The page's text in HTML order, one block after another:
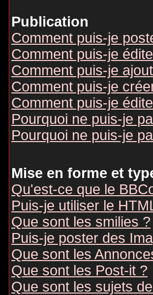
Publication
Comment puis-je
Comment puis-je
Comment puis-je
Comment puis-je
Comment puis-je
Pourquoi ne puis-je
Pourquoi ne puis-je
Mise en forme et
Qu'est-ce que le
Puis-je utiliser le
Que sont les smilies ?
Puis-je poster des
Que sont les
Que sont les Post-it ?
Que sont les sujets